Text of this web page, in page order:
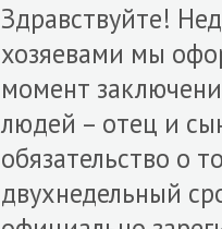
Здравствуйте!
хозяевами мы
момент
людей – отец и
обязательство о
двухнедельный